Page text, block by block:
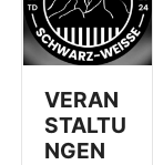
VERAN
STALTU
NGEN